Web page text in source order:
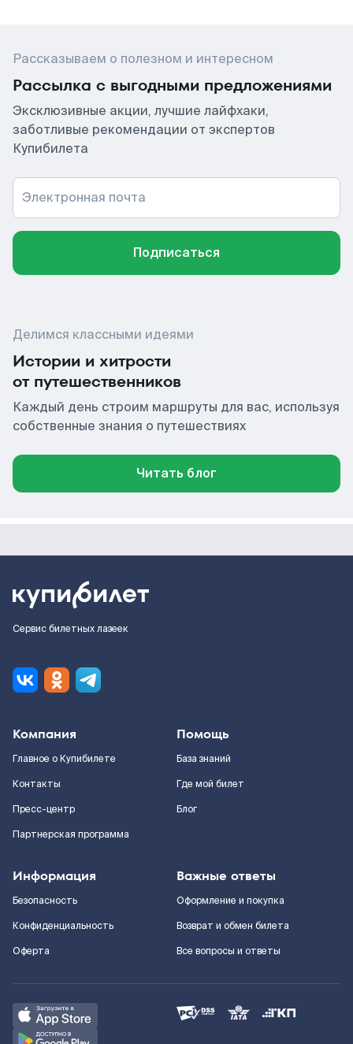
Рассказываем о полезном и интересном
Рассылка с выгодными предложениями
Эксклюзивные акции, лучшие лайфхаки,
заботливые рекомендации от экспертов
Купибилета
Электронная почта
Подписаться
Делимся классными идеями
Истории и хитрости
от путешественников
Каждый день строим маршруты для вас, используя
собственные знания о путешествиях
Читать блог
Сервис билетных лазеек
Компания
Главное о Купибилете
Контакты
Пресс-центр
Партнерская программа
Помощь
База знаний
Где мой билет
Блог
Информация
Безопасность
Конфиденциальность
Оферта
Важные ответы
Оформление и покупка
Возврат и обмен билета
Все вопросы и ответы